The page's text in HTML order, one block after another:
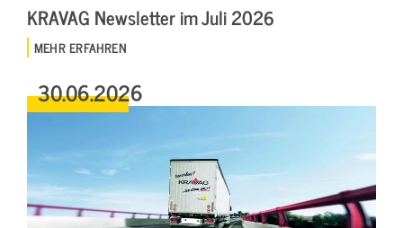
KRAVAG Newsletter im Juli 2026
MEHR ERFAHREN
30.06.2026